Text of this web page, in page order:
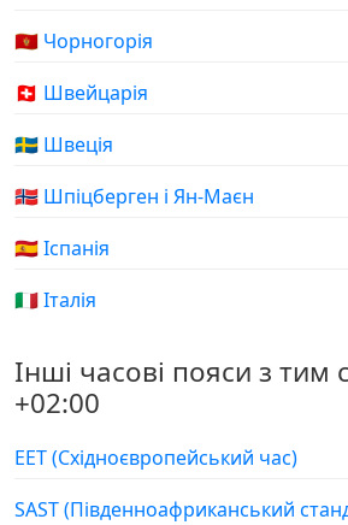
🇲🇪 Чорногорія
🇨🇭 Швейцарія
🇸🇪 Швеція
🇸🇯 Шпіцберген і Ян-Маєн
🇪🇸 Іспанія
🇮🇹 Італія
Інші часові пояси з тим
+02:00
EET (Східноєвропейський час)
SAST (Південноафриканський